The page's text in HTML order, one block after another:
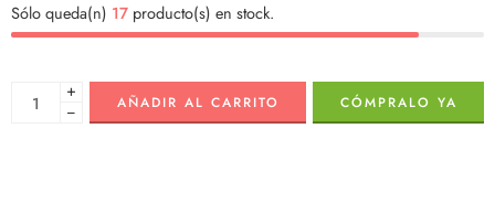
Sólo queda(n) 17 producto(s) en stock.
+
−
AÑADIR AL CARRITO CÓMPRALO YA